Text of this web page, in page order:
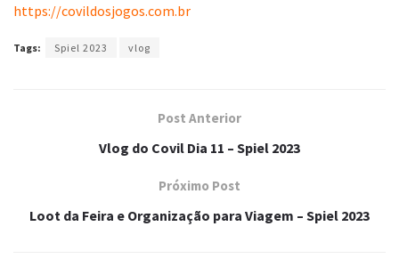
https://covildosjogos.com.br
Tags: Spiel 2023 vlog
Post Anterior
Vlog do Covil Dia 11 – Spiel 2023
Próximo Post
Loot da Feira e Organização para Viagem – Spiel 2023